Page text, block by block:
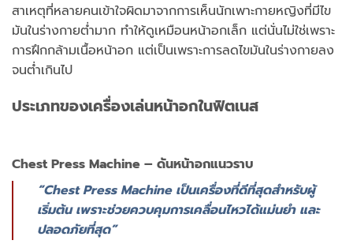
สาเหตุที่หลายคนเข้าใจผิดมาจากการเห็นนักเพาะกายหญิงที่มีไข
มันในร่างกายต่ำมาก ทำให้ดูเหมือนหน้าอกเล็ก แต่นั่นไม่ใช่เพราะ
การฝึกกล้ามเนื้อหน้าอก แต่เป็นเพราะการลดไขมันในร่างกายลง
จนต่ำเกินไป
ประเภทของเครื่องเล่นหน้าอกในฟิตเนส
Chest Press Machine – ดันหน้าอกแนวราบ
“Chest Press Machine เป็นเครื่องที่ดีที่สุดสำหรับผู้
เริ่มต้น เพราะช่วยควบคุมการเคลื่อนไหวได้แม่นยำ และ
ปลอดภัยที่สุด”